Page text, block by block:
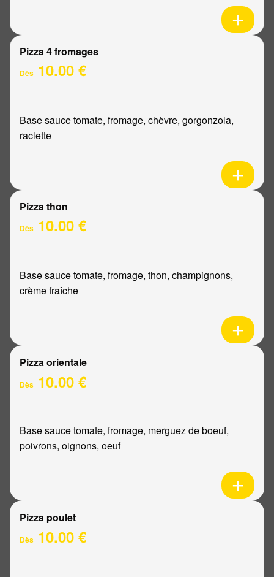
Pizza 4 fromages
Dès 10.00 €
Base sauce tomate, fromage, chèvre, gorgonzola,
raclette
Pizza thon
Dès 10.00 €
Base sauce tomate, fromage, thon, champignons,
crème fraîche
Pizza orientale
Dès 10.00 €
Base sauce tomate, fromage, merguez de boeuf,
poivrons, oignons, oeuf
Pizza poulet
Dès 10.00 €